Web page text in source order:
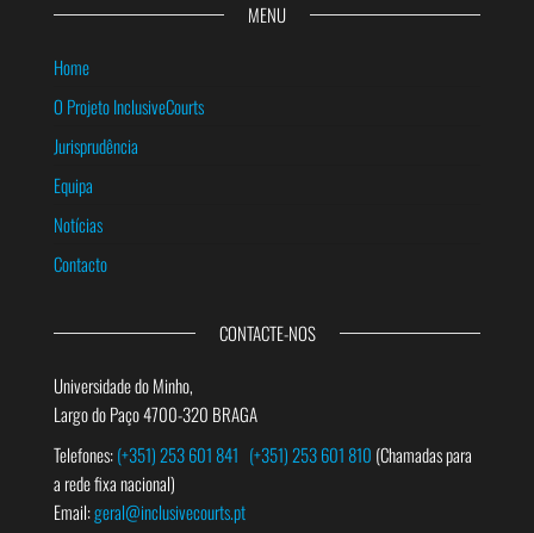
MENU
Home
O Projeto InclusiveCourts
Jurisprudência
Equipa
Notícias
Contacto
CONTACTE-NOS
Universidade do Minho,
Largo do Paço 4700-320 BRAGA
Telefones:(+351) 253 601 841 (+351) 253 601 810 (Chamadas para
a rede fixa nacional)
Email:geral@inclusivecourts.pt